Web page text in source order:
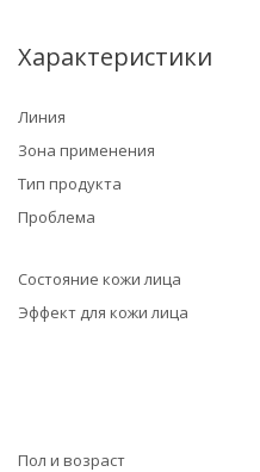
Характеристики
Линия
Зона применения
Тип продукта
Проблема
Состояние кожи лица
Эффект для кожи лица
Пол и возраст